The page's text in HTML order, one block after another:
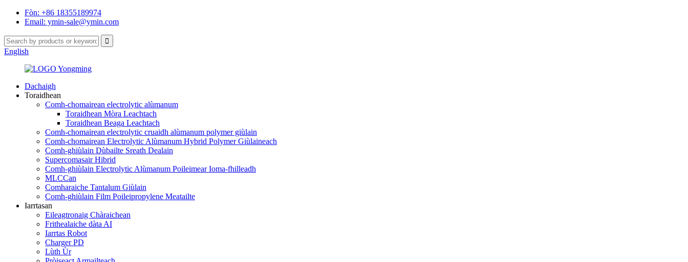
Fòn: +86 18355189974
Email: ymin-sale@ymin.com
English
Dachaigh
Toraidhean
Comh-chomairean electrolytic alùmanum
Toraidhean Mòra Leachtach
Toraidhean Beaga Leachtach
Comh-chomairean electrolytic cruaidh alùmanum polymer giùlain
Comh-chomairean Electrolytic Alùmanum Hybrid Polymer Giùlaineach
Comh-ghiùlain Dùbailte Sreath Dealain
Supercomasair Hibrid
Comh-ghiùlain Electrolytic Alùmanum Poileimear Ioma-fhilleadh
MLCCan
Comharaiche Tantalum Giùlain
Comh-ghiùlain Film Poileipropylene Meatailte
Iarrtasan
Eileagtronaig Chàraichean
Frithealaiche dàta AI
Iarrtas Robot
Charger PD
Lùth Ùr